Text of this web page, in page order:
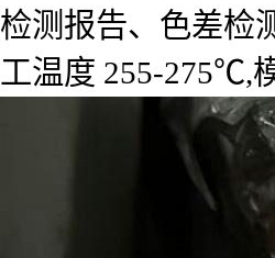
检测报告、色差检
工温度 255-275℃,